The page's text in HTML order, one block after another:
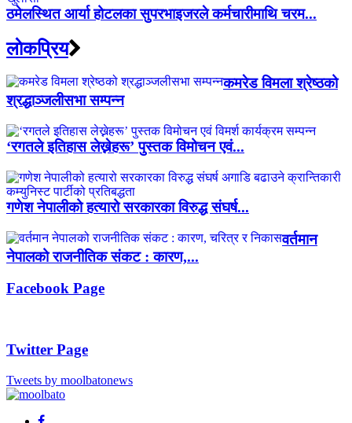
ठमेलस्थित आर्या होटलका सुपरभाइजरले कर्मचारीमाथि चरम...
लाेकप्रिय
कमरेड विमला श्रेष्ठको
श्रद्धाञ्जलीसभा सम्पन्न
‘रगतले इतिहास लेख्नेहरू’ पुस्तक विमोचन एवं...
गणेश नेपालीको हत्यारो सरकारका विरुद्ध संघर्ष...
वर्तमान
नेपालको राजनीतिक संकट : कारण,...
Facebook Page
Twitter Page
Tweets by moolbatonews